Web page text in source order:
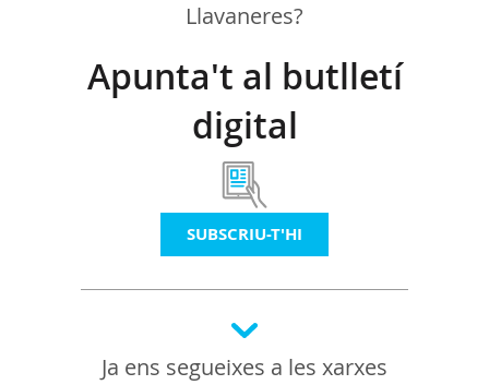
Llavaneres?
Apunta't al butlletí
digital
SUBSCRIU-T'HI
Ja ens segueixes a les xarxes